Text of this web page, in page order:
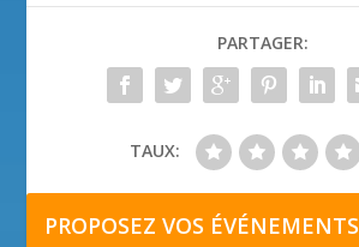
PARTAGER:
TAUX:
PROPOSEZ VOS ÉVÉNEMENTS